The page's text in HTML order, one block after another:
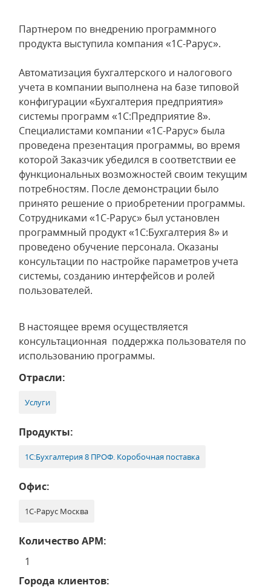
Партнером по внедрению программного
продукта выступила компания «1С-Рарус».
Автоматизация бухгалтерского и налогового
учета в компании выполнена на базе типовой
конфигурации «Бухгалтерия предприятия»
системы программ «1С:Предприятие 8».
Специалистами компании «1С-Рарус» была
проведена презентация программы, во время
которой Заказчик убедился в соответствии ее
функциональных возможностей своим текущим
потребностям. После демонстрации было
принято решение о приобретении программы.
Сотрудниками «1С-Рарус» был установлен
программный продукт «1С:Бухгалтерия 8» и
проведено обучение персонала. Оказаны
консультации по настройке параметров учета
системы, созданию интерфейсов и ролей
пользователей.
В настоящее время осуществляется
консультационная поддержка пользователя по
использованию программы.
Отрасли:
Услуги
Продукты:
1С:Бухгалтерия 8 ПРОФ. Коробочная поставка
Офис:
1С-Рарус Москва
Количество АРМ:
1
Города клиентов: